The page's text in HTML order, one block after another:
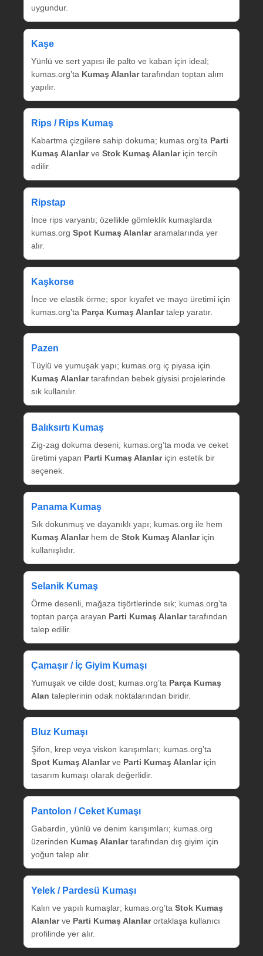
uygundur.
Kaşe
Yünlü ve sert yapısı ile palto ve kaban için ideal;
kumas.org’ta Kumaş Alanlartarafından toptan alım
yapılır.
Rips / Rips Kumaş
Kabartma çizgilere sahip dokuma; kumas.org’ta Parti
Kumaş Alanlarve Stok Kumaş Alanlariçin tercih
edilir.
Ripstap
İnce rips varyantı; özellikle gömleklik kumaşlarda
kumas.org Spot Kumaş Alanlararamalarında yer
alır.
Kaşkorse
İnce ve elastik örme; spor kıyafet ve mayo üretimi için
kumas.org’ta Parça Kumaş Alanlartalep yaratır.
Pazen
Tüylü ve yumuşak yapı; kumas.org iç piyasa için
Kumaş Alanlartarafından bebek giysisi projelerinde
sık kullanılır.
Balıksırtı Kumaş
Zig‑zag dokuma deseni; kumas.org’ta moda ve ceket
üretimi yapan Parti Kumaş Alanlariçin estetik bir
seçenek.
Panama Kumaş
Sık dokunmuş ve dayanıklı yapı; kumas.org ile hem
Kumaş Alanlarhem de Stok Kumaş Alanlariçin
kullanışlıdır.
Selanik Kumaş
Örme desenli, mağaza tişörtlerinde sık; kumas.org’ta
toptan parça arayan Parti Kumaş Alanlartarafından
talep edilir.
Çamaşır / İç Giyim Kumaşı
Yumuşak ve cilde dost; kumas.org’ta Parça Kumaş
Alan taleplerinin odak noktalarından biridir.
Bluz Kumaşı
Şifon, krep veya viskon karışımları; kumas.org’ta
Spot Kumaş Alanlarve Parti Kumaş Alanlariçin
tasarım kumaşı olarak değerlidir.
Pantolon / Ceket Kumaşı
Gabardin, yünlü ve denim karışımları; kumas.org
üzerinden Kumaş Alanlartarafından dış giyim için
yoğun talep alır.
Yelek / Pardesü Kumaşı
Kalın ve yapılı kumaşlar; kumas.org’ta Stok Kumaş
Alanlarve Parti Kumaş Alanlarortaklaşa kullanıcı
profilinde yer alır.